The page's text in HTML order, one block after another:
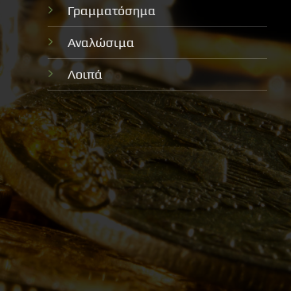
Γραμματόσημα
Αναλώσιμα
Λοιπά